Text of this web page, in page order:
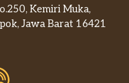
Kemiri Muka,
Jawa Barat 16421